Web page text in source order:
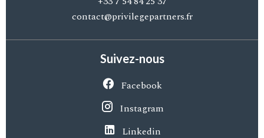
contact@privilegepartners.fr
Suivez-nous
Facebook
Instagram
Linkedin